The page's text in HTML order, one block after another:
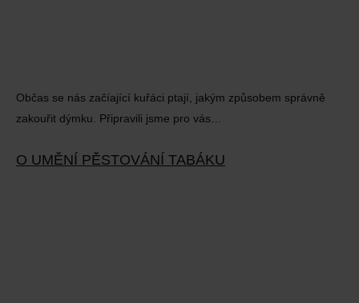
Občas se nás začíající kuřáci ptají, jakým způsobem správně
zakouřit dýmku. Připravili jsme pro vás…
O UMĚNÍ PĚSTOVÁNÍ TABÁKU